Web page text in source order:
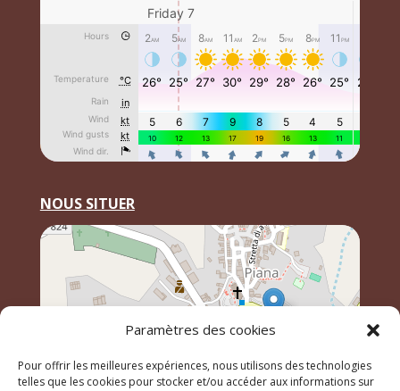
Paramètres des cookies
Pour offrir les meilleures expériences, nous utilisons des technologies
telles que les cookies pour stocker et/ou accéder aux informations sur
NOUS SITUER